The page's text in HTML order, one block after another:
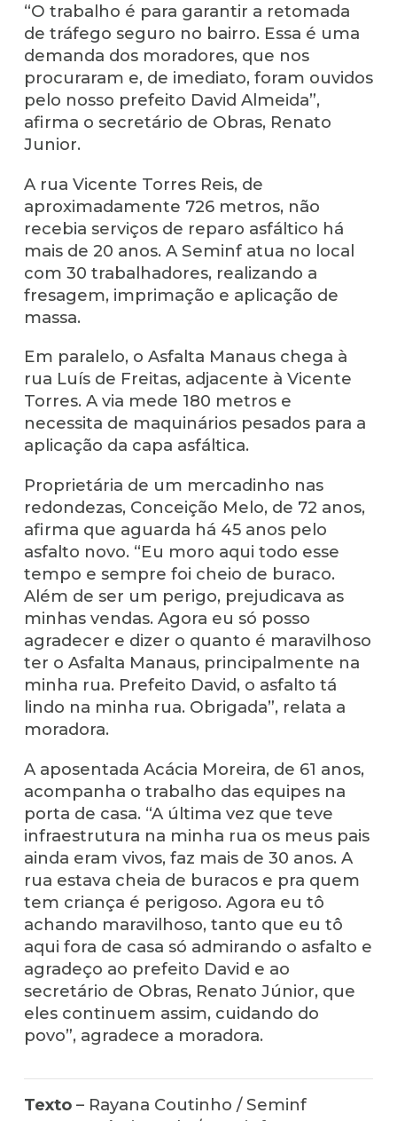
“O trabalho é para garantir a retomada
de tráfego seguro no bairro. Essa é uma
demanda dos moradores, que nos
procuraram e, de imediato, foram ouvidos
pelo nosso prefeito David Almeida”,
afirma o secretário de Obras, Renato
Junior.
A rua Vicente Torres Reis, de
aproximadamente 726 metros, não
recebia serviços de reparo asfáltico há
mais de 20 anos. A Seminf atua no local
com 30 trabalhadores, realizando a
fresagem, imprimação e aplicação de
massa.
Em paralelo, o Asfalta Manaus chega à
rua Luís de Freitas, adjacente à Vicente
Torres. A via mede 180 metros e
necessita de maquinários pesados para a
aplicação da capa asfáltica.
Proprietária de um mercadinho nas
redondezas, Conceição Melo, de 72 anos,
afirma que aguarda há 45 anos pelo
asfalto novo. “Eu moro aqui todo esse
tempo e sempre foi cheio de buraco.
Além de ser um perigo, prejudicava as
minhas vendas. Agora eu só posso
agradecer e dizer o quanto é maravilhoso
ter o Asfalta Manaus, principalmente na
minha rua. Prefeito David, o asfalto tá
lindo na minha rua. Obrigada”, relata a
moradora.
A aposentada Acácia Moreira, de 61 anos,
acompanha o trabalho das equipes na
porta de casa. “A última vez que teve
infraestrutura na minha rua os meus pais
ainda eram vivos, faz mais de 30 anos. A
rua estava cheia de buracos e pra quem
tem criança é perigoso. Agora eu tô
achando maravilhoso, tanto que eu tô
aqui fora de casa só admirando o asfalto e
agradeço ao prefeito David e ao
secretário de Obras, Renato Júnior, que
eles continuem assim, cuidando do
povo”, agradece a moradora.
Texto– Rayana Coutinho / Seminf